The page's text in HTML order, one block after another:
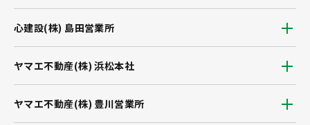
ヤマエ不動産(株) 浜松本社
ヤマエ不動産(株) 豊川営業所
心建設(株) 島田営業所